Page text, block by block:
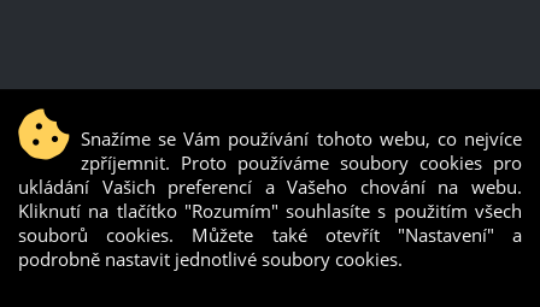
Snažíme se Vám používání tohoto webu, co nejvíce
zpříjemnit. Proto používáme soubory cookies pro
ukládání Vašich preferencí a Vašeho chování na webu.
Kliknutí na tlačítko "Rozumím" souhlasíte s použitím všech
souborů cookies. Můžete také otevřít "Nastavení" a
podrobně nastavit jednotlivé soubory cookies.
Ebenit s.r.o.
© 2017–2025
IČO:06350186
DIČ:CZ06350186